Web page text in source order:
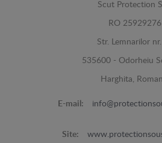
Scut Protection
RO 25929276
Str. Lemnarilor
535600 - Odorheiu
Harghita,
E-mail:
Site: